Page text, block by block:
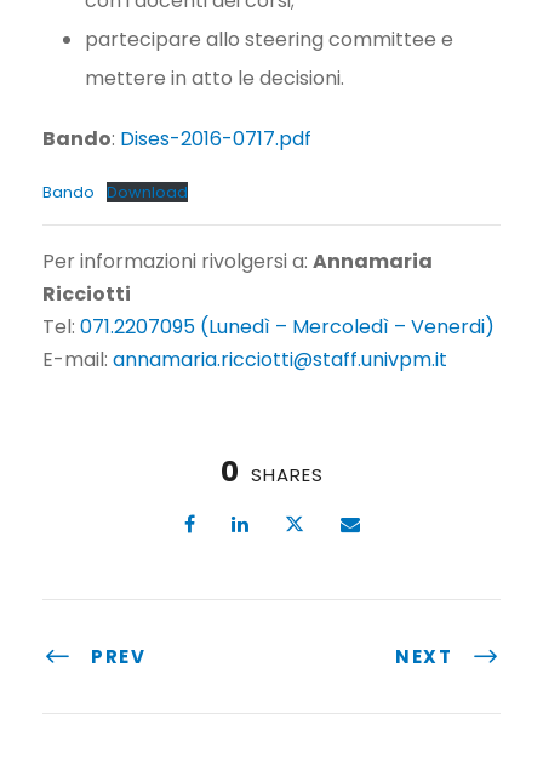
partecipare allo steering committee e
mettere in atto le decisioni.
Bando: Dises-2016-0717.pdf
Bando Download
Per informazioni rivolgersi a: Annamaria
Ricciotti
Tel: 071.2207095 (Lunedì – Mercoledì – Venerdi)
E-mail: annamaria.ricciotti@staff.univpm.it
0 SHARES
PREV NEXT